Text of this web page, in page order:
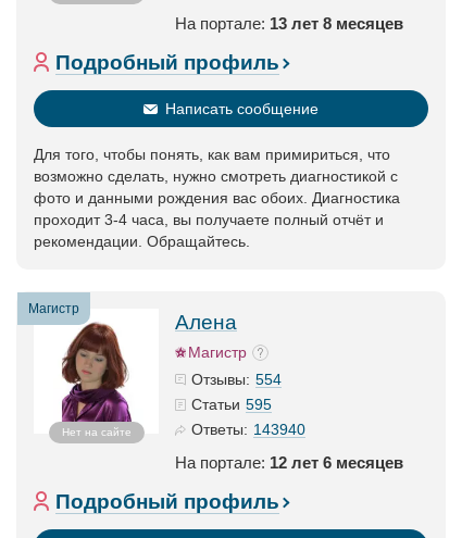
На портале: 13 лет 8 месяцев
Подробный профиль
Написать сообщение
Для того, чтобы понять, как вам примириться, что
возможно сделать, нужно смотреть диагностикой с
фото и данными рождения вас обоих. Диагностика
проходит 3-4 часа, вы получаете полный отчёт и
рекомендации. Обращайтесь.
Магистр
Нет на сайте
Алена
Магистр
Отзывы: 554
Статьи 595
Ответы: 143940
На портале: 12 лет 6 месяцев
Подробный профиль